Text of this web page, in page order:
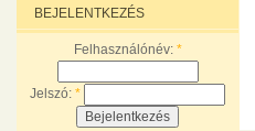
BEJELENTKEZÉS
Felhasználónév: *
Jelszó: *